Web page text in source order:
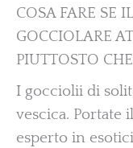
COSA FARE SE
GOCCIOLARE
PIUTTOSTO
I gocciolii di
vescica. Portate
esperto in